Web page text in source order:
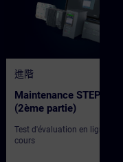
進階
Maintenance STEP7 v5
(2ème partie)
Test d'évaluation en ligne
cours